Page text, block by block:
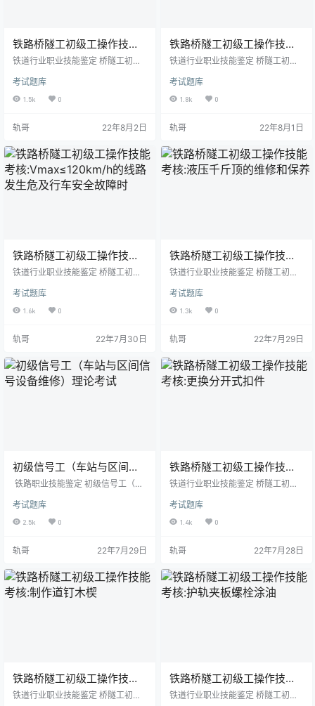
铁路桥隧工初级工操作技能
考核:墩(台)清扫
铁道行业职业技能鉴定 桥隧工初级
墩（台）清扫（1个） 考核时间：3
0min 一、鉴定站准备 1．材料准备
量刃卡具准备 （1）除锈铲1把。
（4）铁线钩1个。 （5）小扁铲1
把。 （6）安全带（绳）1根。
（7）水桶1个。 4．考场准备 有吊
围栏的桥梁一座…
考试题库
1.5k 0
轨哥 22年8月2日
铁路桥隧工初级工操作技能
考核:制作水标尺
铁道行业职业技能鉴定 桥隧工初级
制作水标尺（1m） 考核时间：30m
in 一、鉴定站准备 1．材料准备
kg。 2．设备设施准备 平整的墙
底。 3．工量刃卡具准备 （1）方尺
1把。 （2）2m盒尺1把。 （3）印
字模1套。 （4）25mm刷子2把。
考试题库
1.8k 0
轨哥 22年8月1日
铁路桥隧工初级工操作技能
考核:Vmax≤120km/h的线路
铁道行业职业技能鉴定 桥隧工初级
max≤120km/h的线路发生危及行车
安全故障时的防护办法 考核时间：3
（1）无线对讲机 （2）信号灯
黄各一面） （5）喇叭 3．考场准备
模拟线路设备。 二、考生准备 考生
应按规定正确佩戴和使用劳动保护
考试题库
1.6k 0
轨哥 22年7月30日
铁路桥隧工初级工操作技能
考核:液压千斤顶的维修和保
铁道行业职业技能鉴定 桥隧工初级
液压千斤顶的维修和保养（1台） 考
核时间：30min 一、鉴定站准备
密封圈若干。 2．设备设施准备 液
（1）小螺丝刀1把。 （2）克丝钳1
把。 （3）铜棒或软铁棒1根。
（4）手锤1把、扁头钢丝1根。 4．
考试题库
1.3k 0
轨哥 22年7月29日
初级信号工（车站与区间信
号设备维修）理论考试
铁路职业技能鉴定 初级信号工（车
一、填空题(请将正确答案填在横线
空白处,每题2分,共145题) 1.信号工
冲子、手电钻、锉刀等。 2.使用万
_测量。 3.装有电动、电空、电液转
辙机的道岔，当第一连接杆处的尖
轨与基本轨间有__4mm__及以上间隙
考试题库
2.5k 0
轨哥 22年7月29日
铁路桥隧工初级工操作技能
考核:更换分开式扣件
铁道行业职业技能鉴定 桥隧工初级
更换分开式扣件（3个） 考核时间：
30min 一、鉴定站准备 1．材料准
圈5个。 （2）防腐油1kg、机油0.5
更换5组分开式扣件。 3．工量刃卡
具准备 （1）立柱扳手1把；25、50
mm刷子各一把。 （2）钢丝刷1
考试题库
1.4k 0
轨哥 22年7月28日
铁路桥隧工初级工操作技能
考核:制作道钉木楔
铁道行业职业技能鉴定 桥隧工初级
铁路桥隧工初级工操作技能
考核:护轨夹板螺栓涂油
铁道行业职业技能鉴定 桥隧工初级